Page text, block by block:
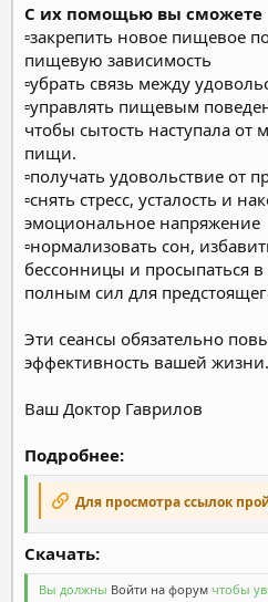
С их помощью вы сможете
▫закрепить новое пищевое
пищевую зависимость
▫убрать связь между
▫управлять пищевым
чтобы сытость наступала от
пищи.
▫получать удовольствие от
▫снять стресс, усталость и
эмоциональное напряжение
▫нормализовать сон,
бессонницы и просыпаться
полным сил для
Эти сеансы обязательно
эффективность вашей жизни.
Ваш Доктор Гаврилов
Подробнее:
Для просмотра ссылок
Скачать:
Вы должны Войти на форум чтобы